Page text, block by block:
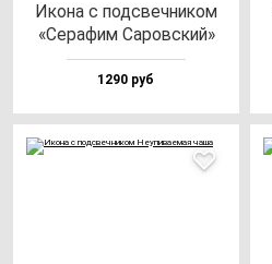
Ико­на с под­свеч­ни­ком
«Сера­фим Саров­ский»
1290 руб